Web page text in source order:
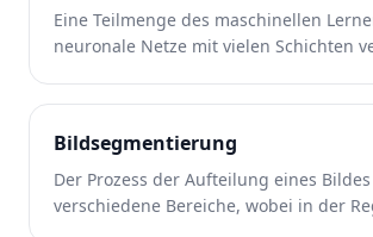
Eine Teilmenge des maschinellen
neuronale Netze mit vielen Schichten
Bildsegmentierung
Der Prozess der Aufteilung eines
verschiedene Bereiche, wobei in der